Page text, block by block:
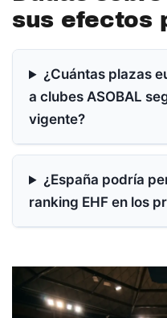
sus efectos
¿Cuántas plazas
a clubes ASOBAL
vigente?
¿España podría
ranking EHF en los